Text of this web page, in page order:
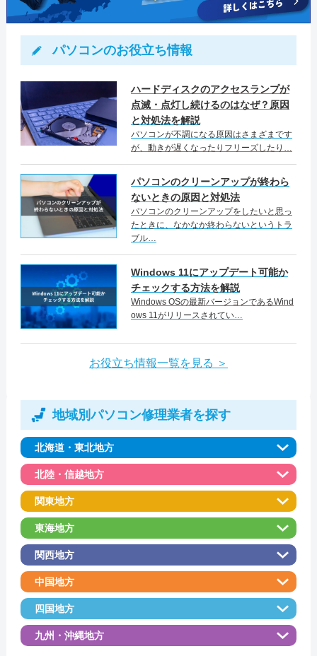
作業完了としました。
パソコンのお役立ち情報
ハードディスクのアクセスランプが
点滅・点灯し続けるのはなぜ？原因
と対処法を解説
パソコンが不調になる原因はさまざまです
が、動きが遅くなったりフリーズしたり…
パソコンのクリーンアップが終わら
ないときの原因と対処法
パソコンのクリーンアップをしたいと思っ
たときに、なかなか終わらないというトラ
ブル…
Windows 11にアップデート可能か
チェックする方法を解説
Windows OSの最新バージョンであるWind
ows 11がリリースされてい…
お役立ち情報一覧を見る ＞
地域別パソコン修理業者を探す
北海道・東北地方
北陸・信越地方
関東地方
東海地方
関西地方
中国地方
四国地方
九州・沖縄地方